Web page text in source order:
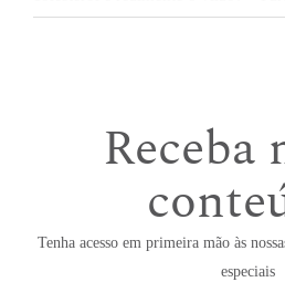
Receba
Tenha acesso em primeira mão às
especiais